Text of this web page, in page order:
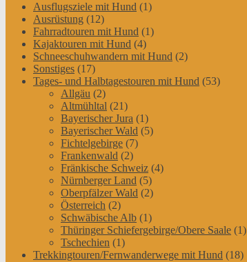
Ausflugsziele mit Hund (1)
Ausrüstung (12)
Fahrradtouren mit Hund (1)
Kajaktouren mit Hund (4)
Schneeschuhwandern mit Hund (2)
Sonstiges (17)
Tages- und Halbtagestouren mit Hund (53)
Allgäu (2)
Altmühltal (21)
Bayerischer Jura (1)
Bayerischer Wald (5)
Fichtelgebirge (7)
Frankenwald (2)
Fränkische Schweiz (4)
Nürnberger Land (5)
Oberpfälzer Wald (2)
Österreich (2)
Schwäbische Alb (1)
Thüringer Schiefergebirge/Obere Saale (1)
Tschechien (1)
Trekkingtouren/Fernwanderwege mit Hund (18)